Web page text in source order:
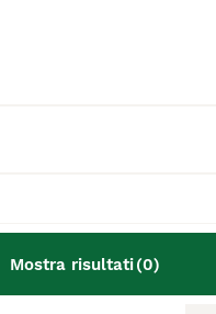
Mostra risultati(0)
la
è
del